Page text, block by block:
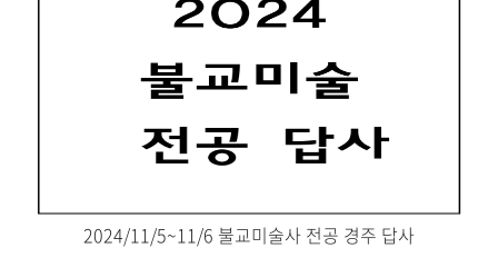
2024/11/5~11/6 불교미술사 전공 경주 답사